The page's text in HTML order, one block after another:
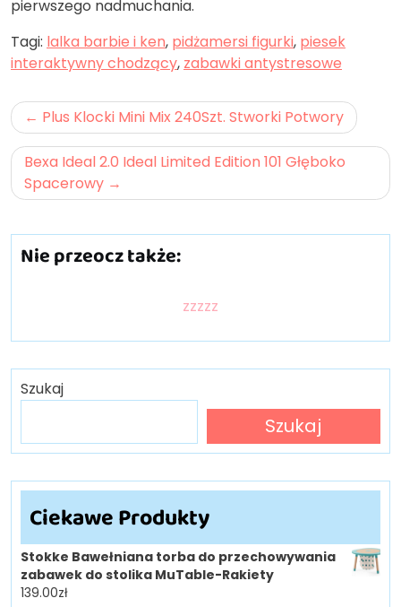
pierwszego nadmuchania.
Tagi: lalka barbie i ken, pidżamersi figurki, piesek
interaktywny chodzący, zabawki antystresowe
Nawigacja
wpisu
Plus Klocki Mini Mix 240Szt. Stworki Potwory
Bexa Ideal 2.0 Ideal Limited Edition 101 Głęboko
Spacerowy
Nie przeocz także:
zzzzz
Szukaj
Szukaj
Ciekawe Produkty
Stokke Bawełniana torba do przechowywania
zabawek do stolika MuTable-Rakiety
139.00zł